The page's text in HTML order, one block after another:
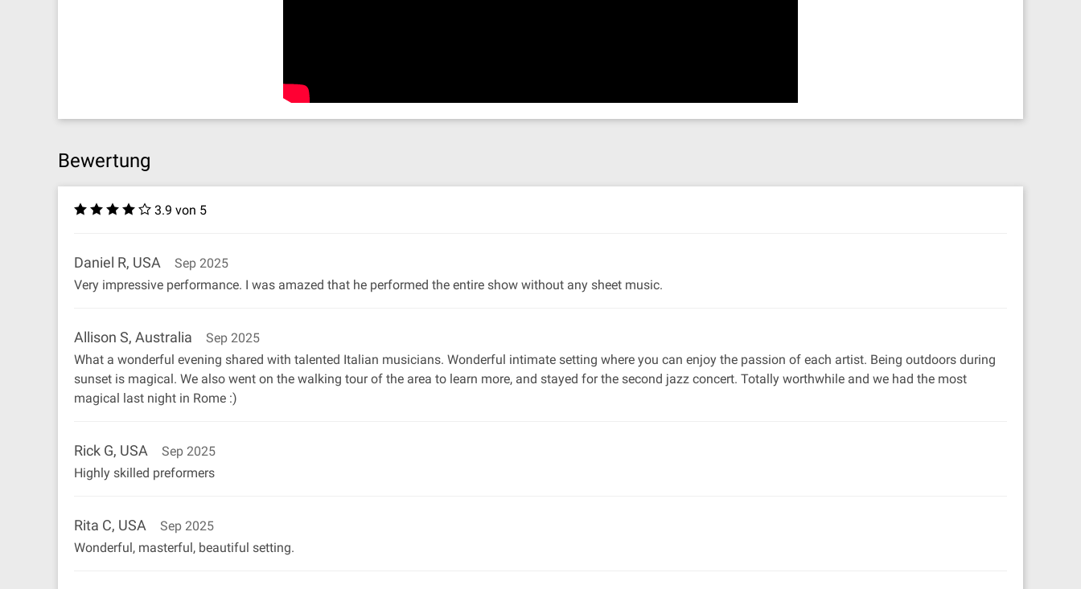
Bewertung
3.9 von 5
Daniel R, USA
Sep 2025
Very impressive performance. I was amazed that he performed the entire show without any sheet music.
Allison S, Australia
Sep 2025
What a wonderful evening shared with talented Italian musicians. Wonderful intimate setting where you can enjoy the passion of each artist. Being outdoors during
sunset is magical. We also went on the walking tour of the area to learn more, and stayed for the second jazz concert. Totally worthwhile and we had the most
magical last night in Rome :)
Rick G, USA
Sep 2025
Highly skilled preformers
Rita C, USA
Sep 2025
Wonderful, masterful, beautiful setting.